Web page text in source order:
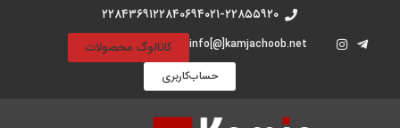
۰۲۱-۲۲۸۵۵۹۲۰۲۲۸۴۰۶۹۴۲۲۸۴۳۶۹۱
info[@]kamjachoob.net کاتالوگ محصولات
حساب‌کاربری